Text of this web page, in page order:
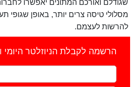
שגודלם ואורכם המתונים יאפשרו
מסלולי טיסה צרים יותר, באופן שגופי
להרשות לעצמם.
הרשמה לקבלת הניוזלטר היומי